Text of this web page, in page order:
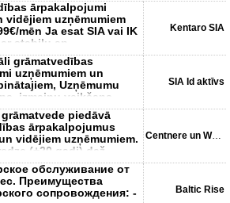
ārpakalpojumi
vidējiem uzņēmumiem
mēn Ja esat SIA vai IK
stabilu ap
Kentaro SIA
grāmatvedības
uzņēmumiem un
Uzņēmumu
izmaiņu veikšana,
SIA Id aktīvs
piedāvā
ārpakalpojumus
vidējiem uzņēmumiem.
(+20 gadi) daž
Centnere un Wolf SIA
обслуживание от
Преимущества
сопровождения: -
Baltic Rise